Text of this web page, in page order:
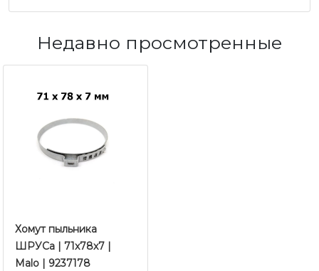
Недавно просмотренные
Хомут пыльника
ШРУСа | 71x78x7 |
Malo | 9237178